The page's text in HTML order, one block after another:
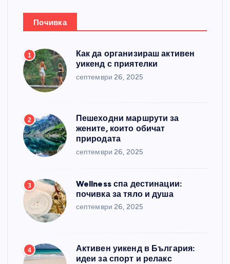
Почивка
1
Как да организираш активен
уикенд с приятелки
септември 26, 2025
2
Пешеходни маршрути за
жените, които обичат
природата
септември 26, 2025
3
Wellness спа дестинации:
почивка за тяло и душа
септември 26, 2025
4
Активен уикенд в България:
идеи за спорт и релакс